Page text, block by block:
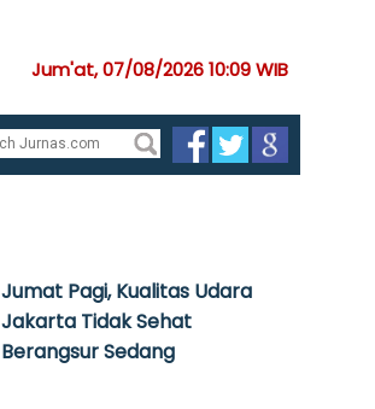
Jum'at, 07/08/2026 10:09 WIB
Jumat Pagi, Kualitas Udara
Jakarta Tidak Sehat
Berangsur Sedang